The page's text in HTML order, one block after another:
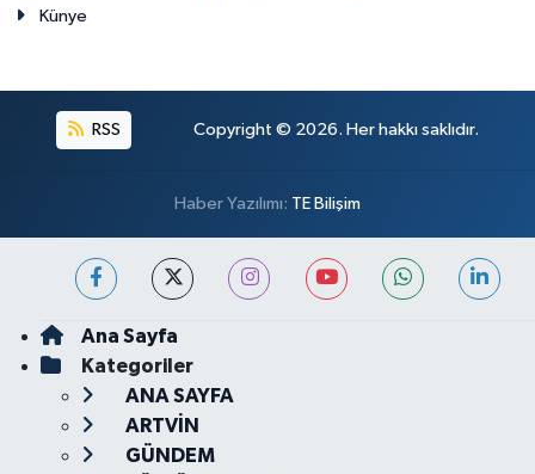
Künye
RSS Copyright © 2026. Her hakkı saklıdır.
Haber Yazılımı: TE Bilişim
Ana Sayfa
Kategoriler
ANA SAYFA
ARTVİN
GÜNDEM